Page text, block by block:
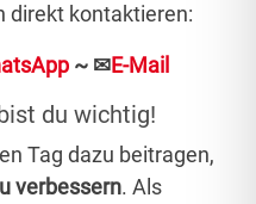
direkt kontaktieren:
~ ✉E-Mail
du wichtig!
Tag dazu beitragen,
verbessern. Als